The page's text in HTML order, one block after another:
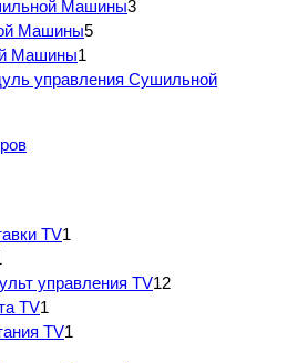
Машины3
Машины5
Машины1
управления Сушильной
TV1
управления TV12
TV1
TV1